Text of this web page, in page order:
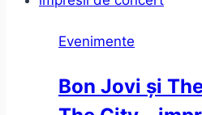
Evenimente
Bon Jovi și